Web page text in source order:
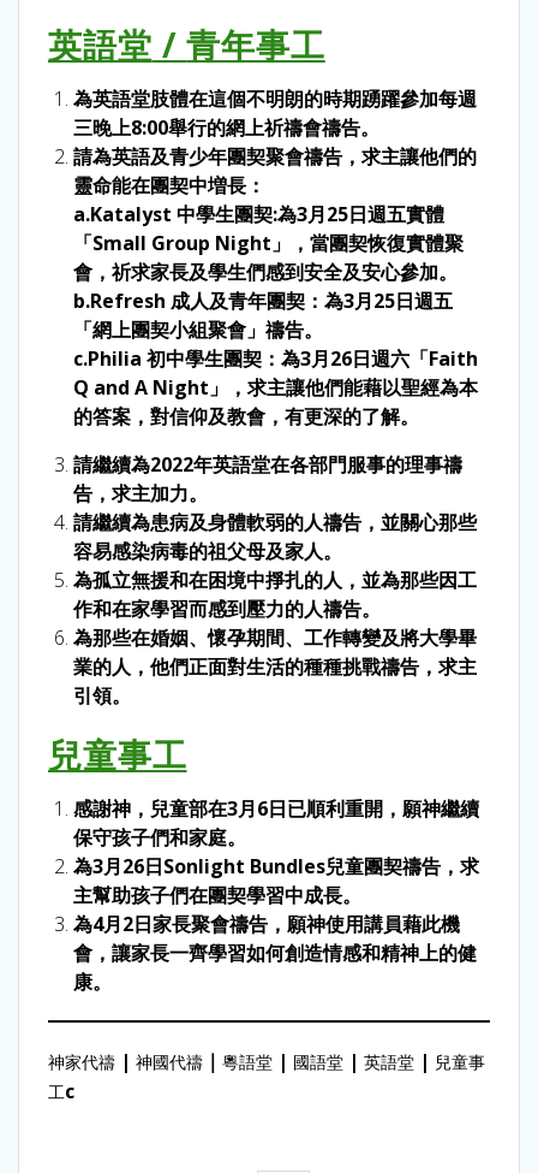
英語堂 /青年事工
為英語堂肢體在這個不明朗的時期踴躍參加每週
三晚上8:00舉行的網上祈禱會禱告。
請為英語及青少年團契聚會禱告，求主讓他們的
靈命能在團契中増長：
a.Katalyst 中學生團契:為3月25日週五實體
「Small Group Night」，當團契恢復實體聚
會，祈求家長及學生們感到安全及安心參加。
b.Refresh 成人及青年團契：為3月25日週五
「網上團契小組聚會」禱告。
c.Philia 初中學生團契：為3月26日週六「Faith
Q and A Night」，求主讓他們能藉以聖經為本
的答案，對信仰及教會，有更深的了解。
請繼續為2022年英語堂在各部門服事的理事禱
告，求主加力。
請繼續為患病及身體軟弱的人禱告，並關心那些
容易感染病毒的祖父母及家人。
為孤立無援和在困境中掙扎的人，並為那些因工
作和在家學習而感到壓力的人禱告。
為那些在婚姻、懷孕期間、工作轉變及將大學畢
業的人，他們正面對生活的種種挑戰禱告，求主
引領。
兒童事工
感謝神，兒童部在3月6日已順利重開，願神繼續
保守孩子們和家庭。
為3月26日Sonlight Bundles兒童團契禱告，求
主幫助孩子們在團契學習中成長。
為4月2日家長聚會禱告，願神使用講員藉此機
會，讓家長一齊學習如何創造情感和精神上的健
康。
神家代禱 | 神國代禱 ｜ 粵語堂 | 國語堂 | 英語堂 | 兒童事
工c